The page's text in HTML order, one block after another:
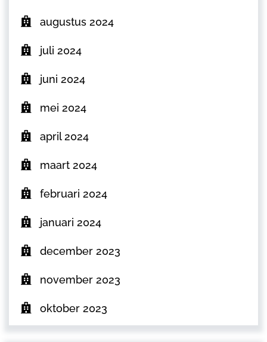
augustus 2024
juli 2024
juni 2024
mei 2024
april 2024
maart 2024
februari 2024
januari 2024
december 2023
november 2023
oktober 2023